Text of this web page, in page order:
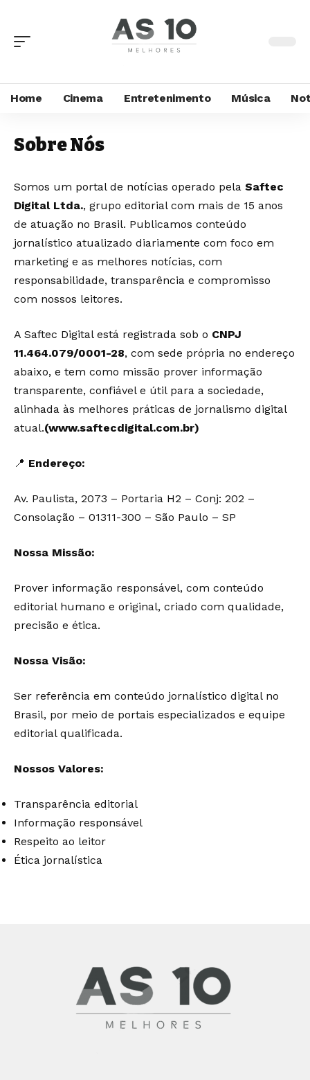
Home Cinema Entretenimento Música
Sobre Nós
Somos um portal de notícias operado pela Saftec
Digital Ltda., grupo editorial com mais de 15 anos
de atuação no Brasil. Publicamos conteúdo
jornalístico atualizado diariamente com foco em
marketing e as melhores notícias, com
responsabilidade, transparência e compromisso
com nossos leitores.
A Saftec Digital está registrada sob o CNPJ
11.464.079/0001-28, com sede própria no endereço
abaixo, e tem como missão prover informação
transparente, confiável e útil para a sociedade,
alinhada às melhores práticas de jornalismo digital
atual.(www.saftecdigital.com.br)
📍 Endereço:
Av. Paulista, 2073 – Portaria H2 – Conj: 202 –
Consolação – 01311-300 – São Paulo – SP
Nossa Missão:
Prover informação responsável, com conteúdo
editorial humano e original, criado com qualidade,
precisão e ética.
Nossa Visão:
Ser referência em conteúdo jornalístico digital no
Brasil, por meio de portais especializados e equipe
editorial qualificada.
Nossos Valores:
Transparência editorial
Informação responsável
Respeito ao leitor
Ética jornalística